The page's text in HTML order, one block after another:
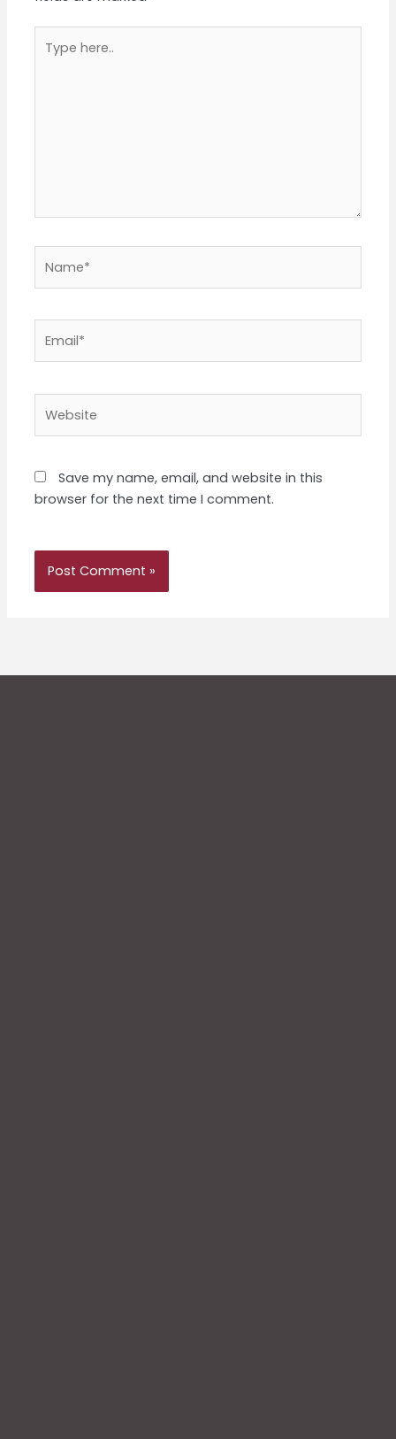
here..
Save my name, email, and website in this
browser for the next time I comment.